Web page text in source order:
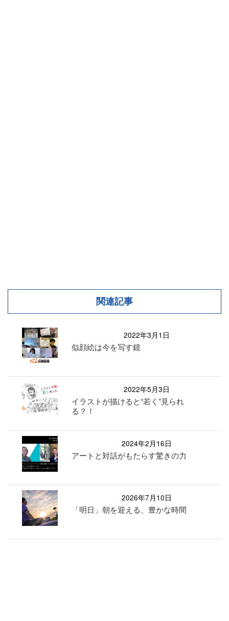
関連記事
2022年3月1日
似顔絵は今を写す鏡
2022年5月3日
イラストが描けると“若く”見られ
る？！
2024年2月16日
アートと対話がもたらす驚きの力
2026年7月10日
「明日」朝を迎える、豊かな時間